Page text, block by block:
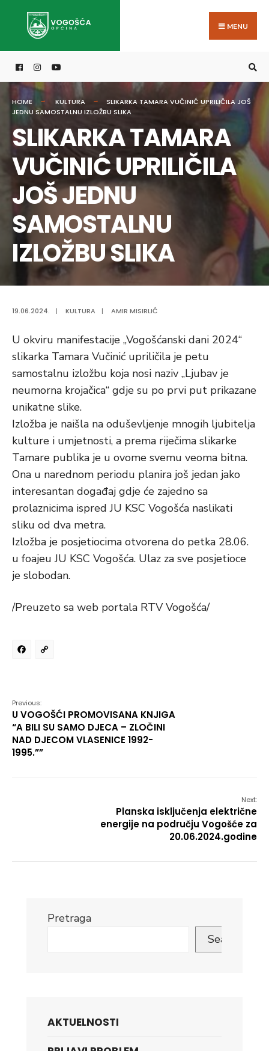
MENU
HOME KULTURA
SLIKARKA TAMARA VUČINIĆ UPRILIČILA JOŠ
JEDNU SAMOSTALNU IZLOŽBU SLIKA
SLIKARKA TAMARA
VUČINIĆ UPRILIČILA
JOŠ JEDNU
SAMOSTALNU
IZLOŽBU SLIKA
19.06.2024. | KULTURA | AMIR MISIRLIĆ
U okviru manifestacije „Vogošćanski dani 2024“
slikarka Tamara Vučinić upriličila je petu
samostalnu izložbu koja nosi naziv „Ljubav je
neumorna krojačica“ gdje su po prvi put prikazane
unikatne slike.
Izložba je naišla na oduševljenje mnogih ljubitelja
kulture i umjetnosti, a prema riječima slikarke
Tamare publika je u ovome svemu veoma bitna.
Ona u narednom periodu planira još jedan jako
interesantan događaj gdje će zajedno sa
prolaznicima ispred JU KSC Vogošća naslikati
sliku od dva metra.
Izložba je posjetiocima otvorena do petka 28.06.
u foajeu JU KSC Vogošća. Ulaz za sve posjetioce
je slobodan.
/Preuzeto sa web portala RTV Vogošća/
Facebook
Previous:
U VOGOŠĆI PROMOVISANA KNJIGA
“A BILI SU SAMO DJECA – ZLOČINI
NAD DJECOM VLASENICE 1992-
1995.””
Next:
Planska isključenja električne
energije na području Vogošće za
20.06.2024.godine
Pretraga
Search
AKTUELNOSTI
for: